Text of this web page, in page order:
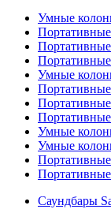
Умные
Умные
Умные
Умные
Саундбары